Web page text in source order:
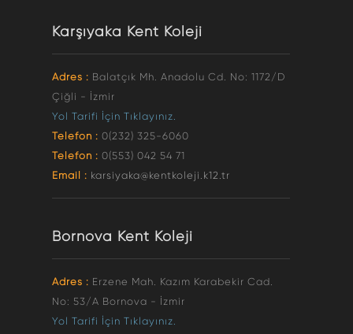
Karşıyaka Kent Koleji
Adres : Balatçık Mh. Anadolu Cd. No: 1172/D
Çiğli - İzmir
Yol Tarifi İçin Tıklayınız.
Telefon : 0(232) 325-6060
Telefon : 0(553) 042 54 71
Email : karsiyaka@kentkoleji.k12.tr
Bornova Kent Koleji
Adres : Erzene Mah. Kazım Karabekir Cad.
No: 53/A Bornova - İzmir
Yol Tarifi İçin Tıklayınız.